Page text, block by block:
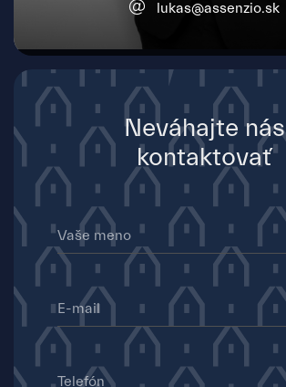
lukas@assenzio.sk
Neváhajte nás
kontaktovať
Vaše meno
E-mail
Telefón